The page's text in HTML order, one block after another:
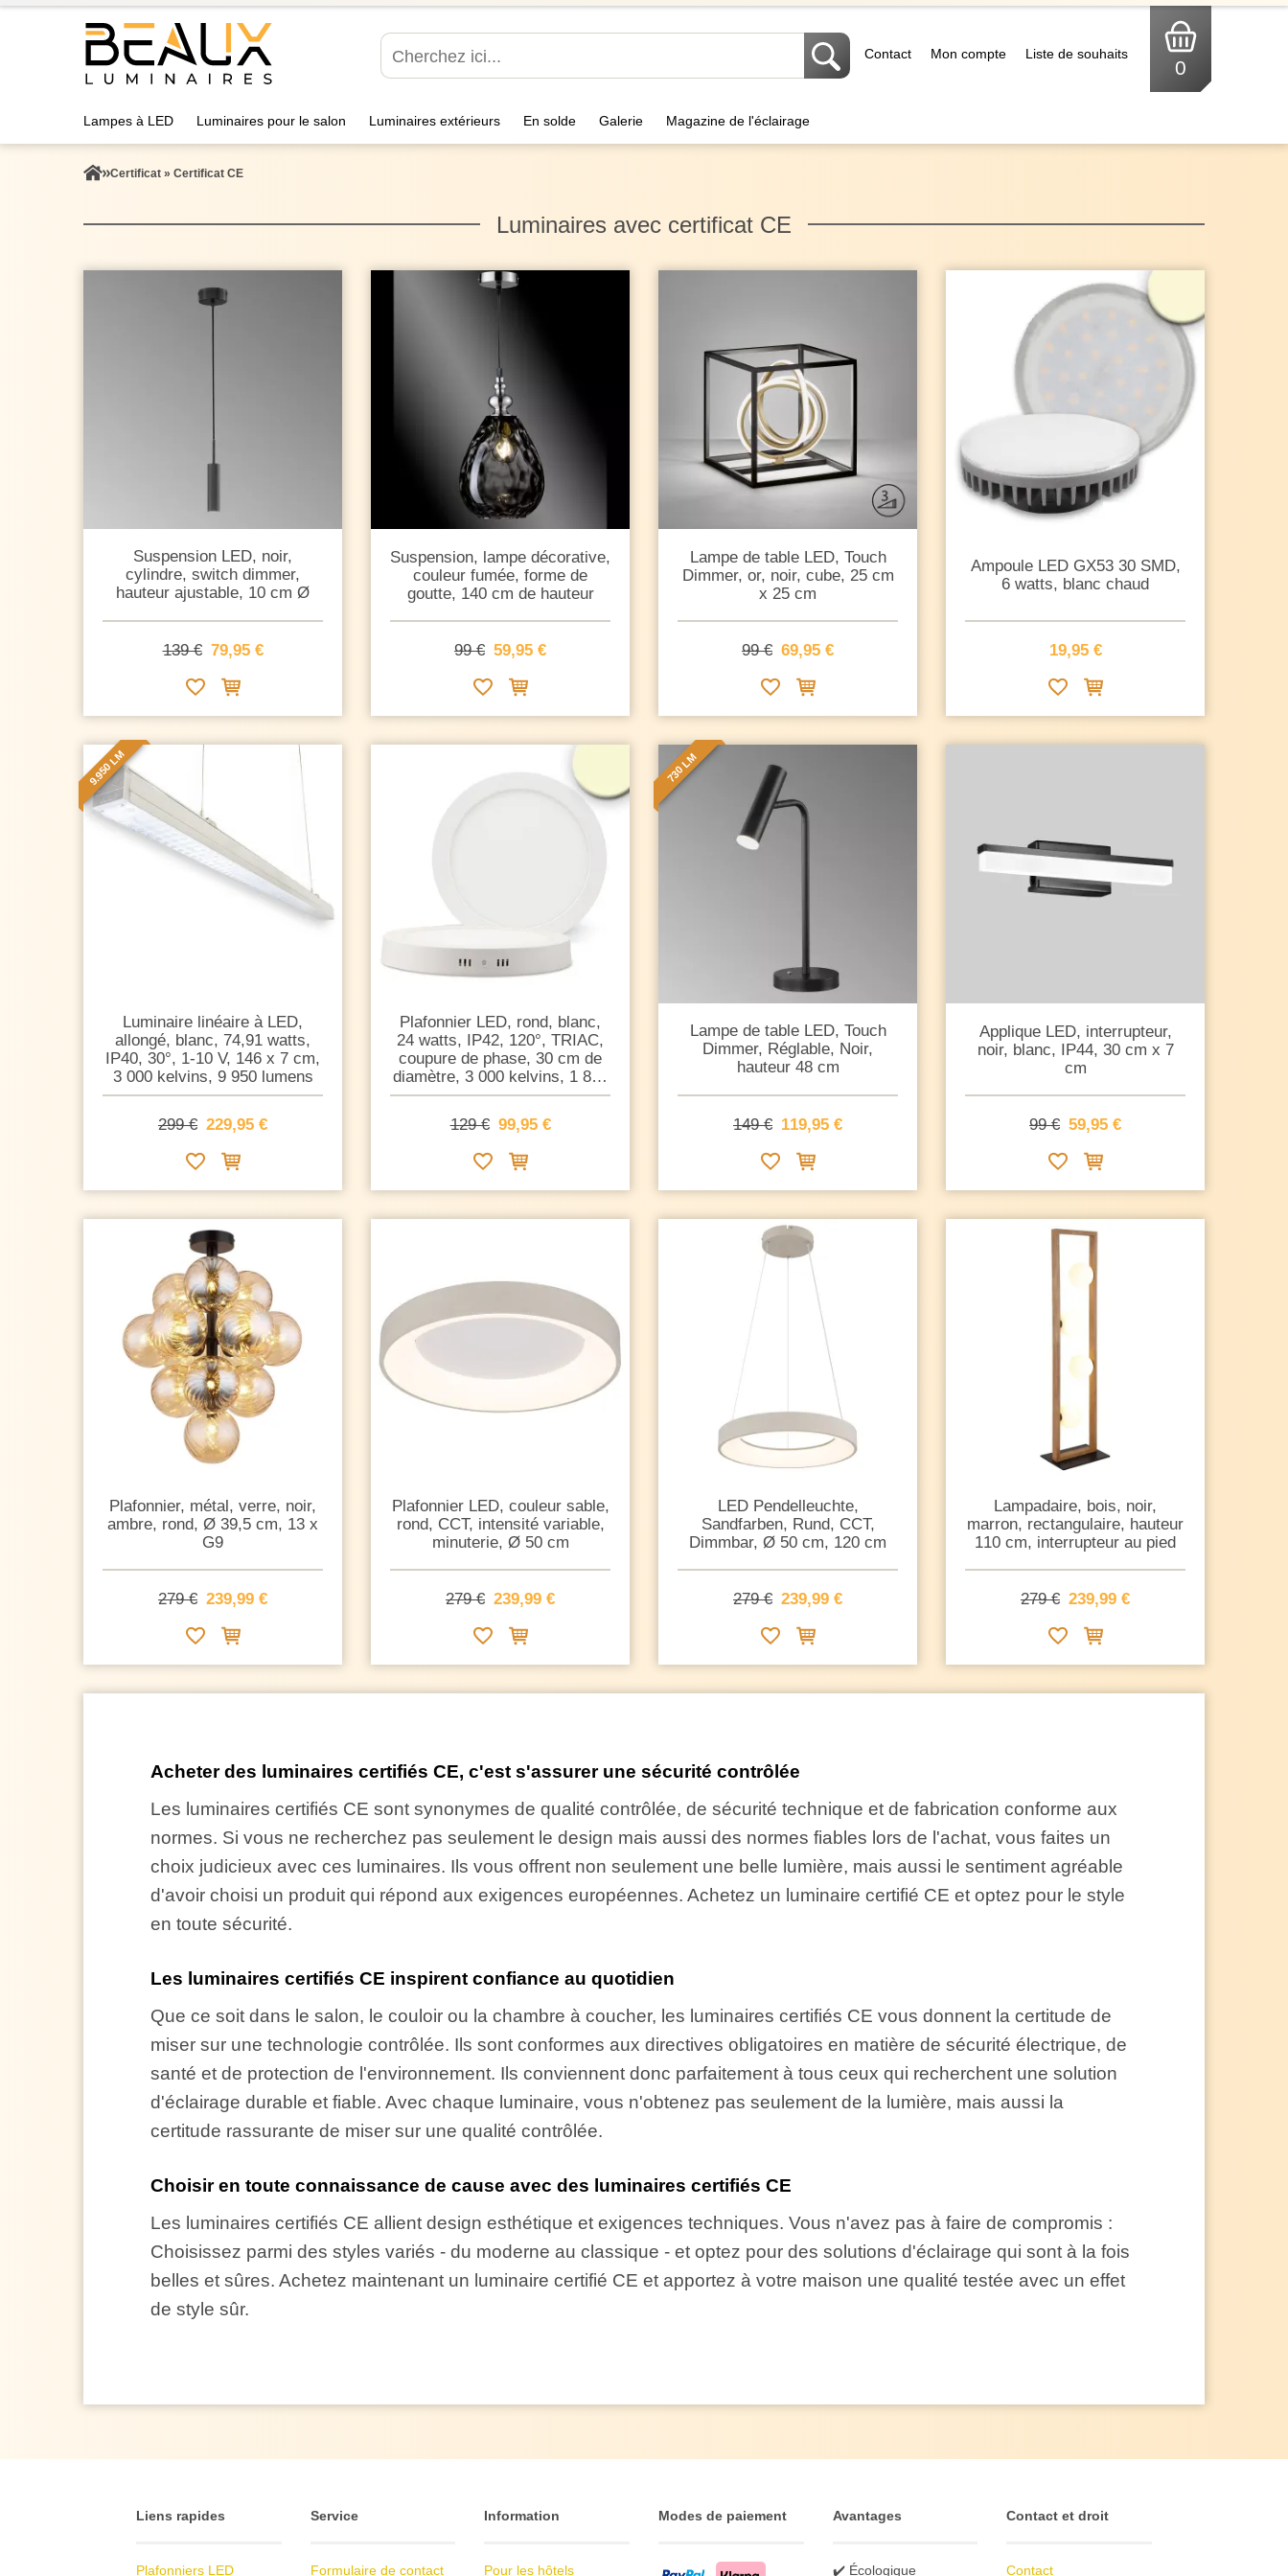
Contact Mon compte Liste de souhaits
0
Lampes à LED Luminaires pour le salon Luminaires extérieurs En solde Galerie Magazine de l'éclairage
Certificat » Certificat CE
Luminaires avec certificat CE
Suspension LED, noir,
cylindre, switch dimmer,
hauteur ajustable, 10 cm Ø
139 € 79,95 €
Suspension, lampe décorative,
couleur fumée, forme de
goutte, 140 cm de hauteur
99 € 59,95 €
Lampe de table LED, Touch
Dimmer, or, noir, cube, 25 cm
x 25 cm
99 € 69,95 €
Ampoule LED GX53 30 SMD,
6 watts, blanc chaud
19,95 €
9.950 LM
Luminaire linéaire à LED,
allongé, blanc, 74,91 watts,
IP40, 30°, 1-10 V, 146 x 7 cm,
3 000 kelvins, 9 950 lumens
299 € 229,95 €
Plafonnier LED, rond, blanc,
24 watts, IP42, 120°, TRIAC,
coupure de phase, 30 cm de
diamètre, 3 000 kelvins, 1 850
lumens
129 € 99,95 €
730 LM
Lampe de table LED, Touch
Dimmer, Réglable, Noir,
hauteur 48 cm
149 € 119,95 €
Applique LED, interrupteur,
noir, blanc, IP44, 30 cm x 7
cm
99 € 59,95 €
Plafonnier, métal, verre, noir,
ambre, rond, Ø 39,5 cm, 13 x
G9
279 € 239,99 €
Plafonnier LED, couleur sable,
rond, CCT, intensité variable,
minuterie, Ø 50 cm
279 € 239,99 €
LED Pendelleuchte,
Sandfarben, Rund, CCT,
Dimmbar, Ø 50 cm, 120 cm
279 € 239,99 €
Lampadaire, bois, noir,
marron, rectangulaire, hauteur
110 cm, interrupteur au pied
279 € 239,99 €
Acheter des luminaires certifiés CE, c'est s'assurer une sécurité contrôlée
Les luminaires certifiés CE sont synonymes de qualité contrôlée, de sécurité technique et de fabrication conforme aux
normes. Si vous ne recherchez pas seulement le design mais aussi des normes fiables lors de l'achat, vous faites un
choix judicieux avec ces luminaires. Ils vous offrent non seulement une belle lumière, mais aussi le sentiment agréable
d'avoir choisi un produit qui répond aux exigences européennes. Achetez un luminaire certifié CE et optez pour le style
en toute sécurité.
Les luminaires certifiés CE inspirent confiance au quotidien
Que ce soit dans le salon, le couloir ou la chambre à coucher, les luminaires certifiés CE vous donnent la certitude de
miser sur une technologie contrôlée. Ils sont conformes aux directives obligatoires en matière de sécurité électrique, de
santé et de protection de l'environnement. Ils conviennent donc parfaitement à tous ceux qui recherchent une solution
d'éclairage durable et fiable. Avec chaque luminaire, vous n'obtenez pas seulement de la lumière, mais aussi la
certitude rassurante de miser sur une qualité contrôlée.
Choisir en toute connaissance de cause avec des luminaires certifiés CE
Les luminaires certifiés CE allient design esthétique et exigences techniques. Vous n'avez pas à faire de compromis :
Choisissez parmi des styles variés - du moderne au classique - et optez pour des solutions d'éclairage qui sont à la fois
belles et sûres. Achetez maintenant un luminaire certifié CE et apportez à votre maison une qualité testée avec un effet
de style sûr.
Liens rapides
Plafonniers LED
Service
Formulaire de contact
Information
Pour les hôtels
Modes de paiement Avantages
✔️ Écologique
Contact et droit
Contact